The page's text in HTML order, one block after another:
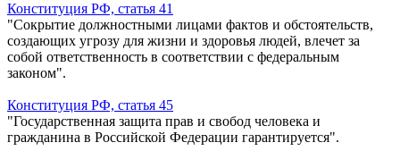
Конституция РФ, статья 41
"Сокрытие должностными лицами фактов и обстоятельств,
создающих угрозу для жизни и здоровья людей, влечет за
собой ответственность в соответствии с федеральным
законом".
Конституция РФ, статья 45
"Государственная защита прав и свобод человека и
гражданина в Российской Федерации гарантируется".